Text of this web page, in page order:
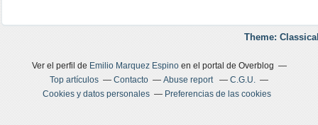
Theme:
Ver el perfil de Emilio Marquez Espinoen el portal de Overblog
Top artículos
Contacto Abuse report
C.G.U.
Cookies y datos personales
Preferencias de las cookies